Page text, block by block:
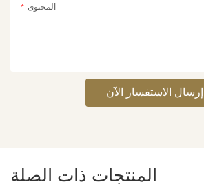
المحتوى
إرسال الاستفسار الآن
المنتجات ذات الصلة